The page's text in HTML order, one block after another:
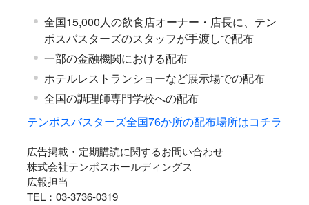
全国15,000人の飲食店オーナー・店長に、テン
ポスバスターズのスタッフが手渡しで配布
一部の金融機関における配布
ホテルレストランショーなど展示場での配布
全国の調理師専門学校への配布
テンポスバスターズ全国76か所の配布場所はコチラ
広告掲載・定期購読に関するお問い合わせ
株式会社テンポスホールディングス
広報担当
TEL：03-3736-0319